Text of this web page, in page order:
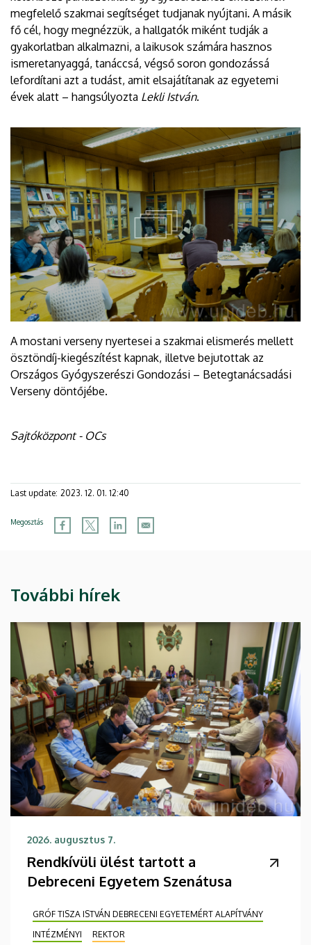
megfelelő szakmai segítséget tudjanak nyújtani. A másik
fő cél, hogy megnézzük, a hallgatók miként tudják a
gyakorlatban alkalmazni, a laikusok számára hasznos
ismeretanyaggá, tanáccsá, végső soron gondozássá
lefordítani azt a tudást, amit elsajátítanak az egyetemi
évek alatt – hangsúlyozta Lekli István.
A mostani verseny nyertesei a szakmai elismerés mellett
ösztöndíj-kiegészítést kapnak, illetve bejutottak az
Országos Gyógyszerészi Gondozási – Betegtanácsadási
Verseny döntőjébe.
Sajtóközpont - OCs
Last update: 2023. 12. 01. 12:40
Megosztás
További hírek
2026. augusztus 7.
Rendkívüli ülést tartott a
Debreceni Egyetem Szenátusa
GRÓF TISZA ISTVÁN DEBRECENI EGYETEMÉRT ALAPÍTVÁNY
INTÉZMÉNYI
REKTOR